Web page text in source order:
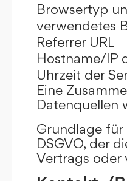
Browsertyp
verwendetes
Referrer URL
Hostname/IP
Uhrzeit der
Eine
Datenquellen
Grundlage für
DSGVO, der
Vertrags oder